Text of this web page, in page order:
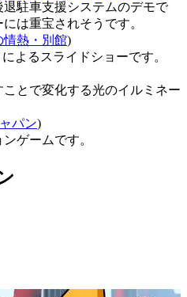
駐車支援システムのデモで
は重宝されそうです。
情熱・別館)
よるスライドショーです。
ことで変化する光のイルミネー
パン)
ゲームです。